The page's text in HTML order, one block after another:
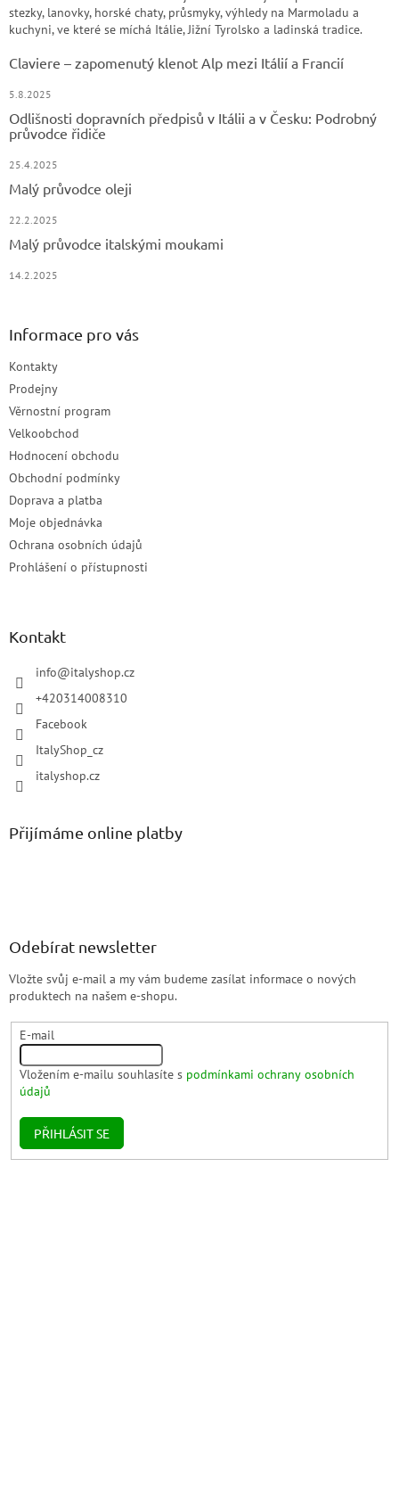
stezky, lanovky, horské chaty, průsmyky, výhledy na Marmoladu a
kuchyni, ve které se míchá Itálie, Jižní Tyrolsko a ladinská tradice.
Claviere – zapomenutý klenot Alp mezi Itálií a Francií
5.8.2025
Odlišnosti dopravních předpisů v Itálii a v Česku: Podrobný
průvodce řidiče
25.4.2025
Malý průvodce oleji
22.2.2025
Malý průvodce italskými moukami
14.2.2025
Informace pro vás
Kontakty
Prodejny
Věrnostní program
Velkoobchod
Hodnocení obchodu
Obchodní podmínky
Doprava a platba
Moje objednávka
Ochrana osobních údajů
Prohlášení o přístupnosti
Kontakt
info@italyshop.cz
+420314008310
Facebook
ItalyShop_cz
italyshop.cz
Přijímáme online platby
Odebírat newsletter
Vložte svůj e-mail a my vám budeme zasílat informace o nových
produktech na našem e-shopu.
E-mail
Vložením e-mailu souhlasíte s podmínkami ochrany osobních
údajů
PŘIHLÁSIT SE